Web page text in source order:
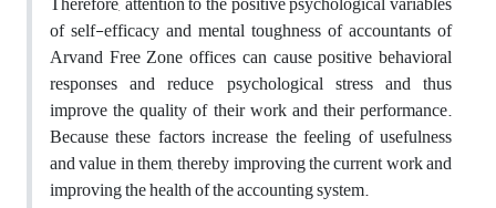
of self-efficacy and mental toughness of accountants of
Arvand Free Zone offices can cause positive behavioral
responses and reduce psychological stress and thus
improve the quality of their work and their performance.
Because these factors increase the feeling of usefulness
and value in them, thereby improving the current work and
improving the health of the accounting system.